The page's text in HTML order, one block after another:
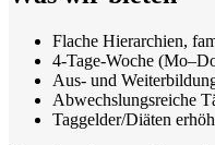
Flache Hierarchien,
4-Tage-Woche
Aus- und
Abwechslungsreiche
Taggelder/Diäten